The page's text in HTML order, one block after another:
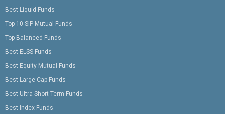
Best Liquid Funds
Top 10 SIP Mutual Funds
Top Balanced Funds
Best ELSS Funds
Best Equity Mutual Funds
Best Large Cap Funds
Best Ultra Short Term Funds
Best Index Funds